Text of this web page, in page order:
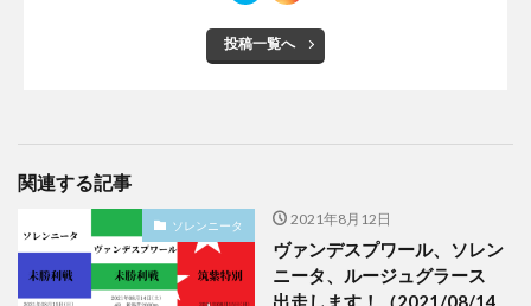
投稿一覧へ
関連する記事
ソレンニータ 2021年8月12日
ヴァンデスプワール、ソレン
ニータ、ルージュグラース
出走します！（2021/08/14